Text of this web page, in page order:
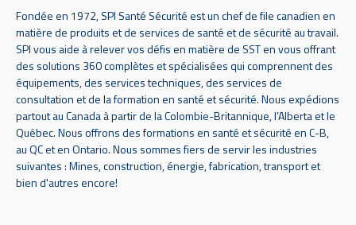
Fondée en 1972, SPI Santé Sécurité est un chef de file canadien en
matière de produits et de services de santé et de sécurité au travail.
SPI vous aide à relever vos défis en matière de SST en vous offrant
des solutions 360 complètes et spécialisées qui comprennent des
équipements, des services techniques, des services de
consultation et de la formation en santé et sécurité. Nous expédions
partout au Canada à partir de la Colombie-Britannique, l’Alberta et le
Québec. Nous offrons des formations en santé et sécurité en C-B,
au QC et en Ontario. Nous sommes fiers de servir les industries
suivantes : Mines, construction, énergie, fabrication, transport et
bien d'autres encore!